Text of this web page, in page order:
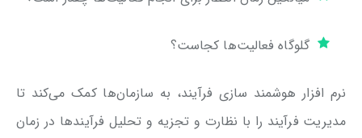
گلوگاه فعالیت‌ها کجاست؟
نرم افزار هوشمند سازی فرآیند، به سازمان‌ها کمک می‌کند تا
مدیریت فرآیند را با نظارت و تجزیه و تحلیل فرآیندها در زمان